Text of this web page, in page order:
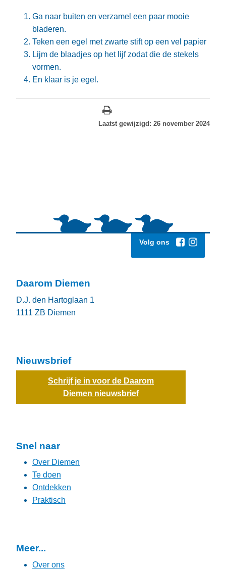
Ga naar buiten en verzamel een paar mooie
bladeren.
Teken een egel met zwarte stift op een vel papier
Lijm de blaadjes op het lijf zodat die de stekels
vormen.
En klaar is je egel.
Laatst gewijzigd: 26 november 2024
Volg ons
Daarom Diemen
D.J. den Hartoglaan 1
1111 ZB Diemen
Nieuwsbrief
Schrijf je in voor de Daarom
Diemen nieuwsbrief
Snel naar
Over Diemen
Te doen
Ontdekken
Praktisch
Meer...
Over ons